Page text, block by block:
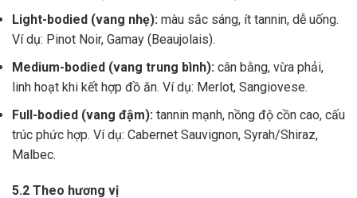
Light-bodied (vang nhẹ): màu sắc sáng, ít tannin, dễ uống.
Ví dụ: Pinot Noir, Gamay (Beaujolais).
Medium-bodied (vang trung bình): cân bằng, vừa phải,
linh hoạt khi kết hợp đồ ăn. Ví dụ: Merlot, Sangiovese.
Full-bodied (vang đậm): tannin mạnh, nồng độ cồn cao, cấu
trúc phức hợp. Ví dụ: Cabernet Sauvignon, Syrah/Shiraz,
Malbec.
5.2 Theo hương vị